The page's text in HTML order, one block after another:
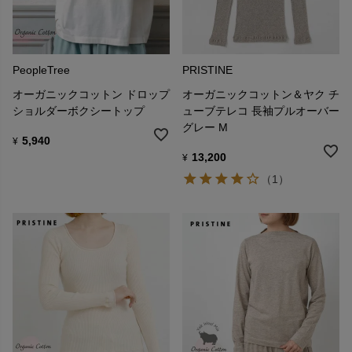
PeopleTree
オーガニックコットン ドロップ
ショルダーボクシートップ
¥ 5,940
PRISTINE
オーガニックコットン＆ヤク チ
ューブテレコ 長袖プルオーバー
グレー M
¥ 13,200
（1）